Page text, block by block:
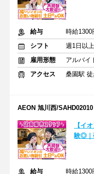
給与
時給1300
シフト
雇用形態
アルバイ
アクセス
桑園駅
AEON 旭川西/SAHD02010
【イ
験◎｜
給与
時給1300